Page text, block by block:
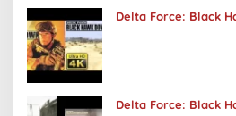
Delta Force: Black
Delta Force: Black